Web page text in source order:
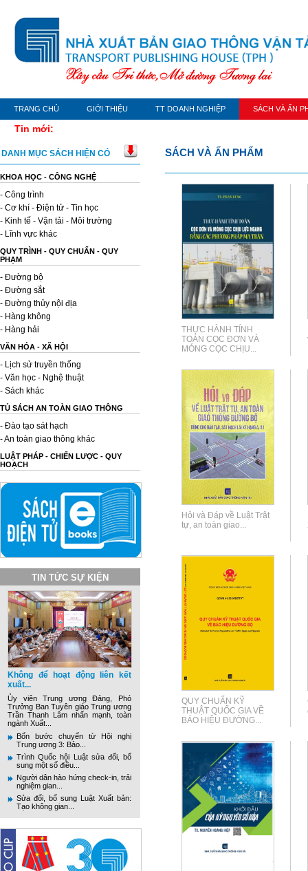
TRANG CHỦ GIỚI THIỆU TT DOANH NGHIỆP SÁCH VÀ ẤN
Tin mới:
DANH MỤC SÁCH HIỆN CÓ
KHOA HỌC - CÔNG NGHỆ
- Công trình
- Cơ khí - Điện tử - Tin học
- Kinh tế - Vận tải - Môi trường
- Lĩnh vực khác
QUY TRÌNH - QUY CHUẨN - QUY
PHẠM
- Đường bộ
- Đường sắt
- Đường thủy nội địa
- Hàng không
- Hàng hải
VĂN HÓA - XÃ HỘI
- Lịch sử truyền thống
- Văn học - Nghệ thuật
- Sách khác
TỦ SÁCH AN TOÀN GIAO THÔNG
- Đào tạo sát hạch
- An toàn giao thông khác
LUẬT PHÁP - CHIẾN LƯỢC - QUY
HOẠCH
TIN TỨC SỰ KIỆN
Không để hoạt động liên kết
xuất...
Ủy viên Trung ương Đảng, Phó
Trưởng Ban Tuyên giáo Trung ương
Trần Thanh Lâm nhấn mạnh, toàn
ngành Xuất...
Bốn bước chuyển từ Hội nghị
Trung ương 3: Bảo...
Trình Quốc hội Luật sửa đổi, bổ
sung một số điều...
Người dân hào hứng check-in, trải
nghiệm gian...
Sửa đổi, bổ sung Luật Xuất bản:
Tạo không gian...
SÁCH VÀ ẤN PHẨM
THỰC HÀNH TÍNH
TOÁN CỌC ĐƠN VÀ
MÓNG CỌC CHỊU...
Hỏi và Đáp về Luật Trật
tự, an toàn giao...
QUY CHUẨN KỸ
THUẬT QUỐC GIA VỀ
BÁO HIỆU ĐƯỜNG...